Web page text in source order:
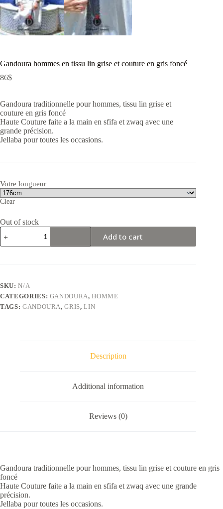
Gandoura hommes en tissu lin grise et couture en gris foncé
86$
Gandoura traditionnelle pour hommes, tissu lin grise et
couture en gris foncé
Haute Couture faite a la main en sfifa et zwaq avec une
grande précision.
Jellaba pour toutes les occasions.
Votre longueur
Clear
Out of stock
Gandoura
hommes
en
couture
en
gris
Add to cart
SKU:N/A
CATEGORIES: GANDOURA,HOMME
TAGS: GANDOURA,GRIS,LIN
Description
Additional information
Reviews (0)
Gandoura traditionnelle pour hommes, tissu lin grise et couture en gris
foncé
Haute Couture faite a la main en sfifa et zwaq avec une grande
précision.
Jellaba pour toutes les occasions.